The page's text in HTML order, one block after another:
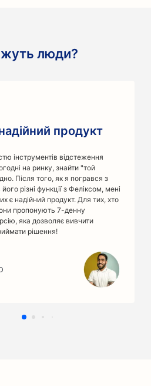
люди?
продукт
інструментів відстеження
на ринку, знайти "той
Після того, як я погрався з
різні функції з Феліксом, мені
є надійний продукт. Для тих, хто
пропонують 7-денну
яка дозволяє вивчити
рішення!